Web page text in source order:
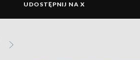
UDOSTĘPNIJ NA X